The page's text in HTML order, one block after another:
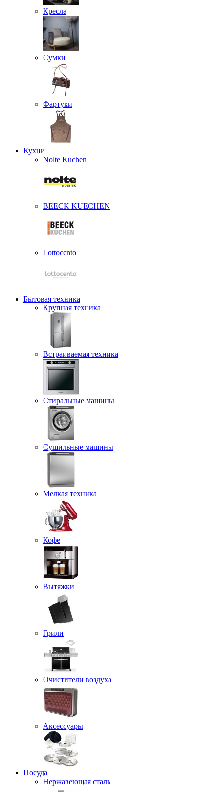
Кресла
Сумки
Фартуки
Кухни
Nolte Kuchen
BEECK KUECHEN
Lottocento
Бытовая техника
Крупная техника
Встраиваемая техника
Стиральные машины
Сушильные машины
Мелкая техника
Кофе
Вытяжки
Грили
Очистители воздуха
Аксессуары
Посуда
Нержавеющая сталь